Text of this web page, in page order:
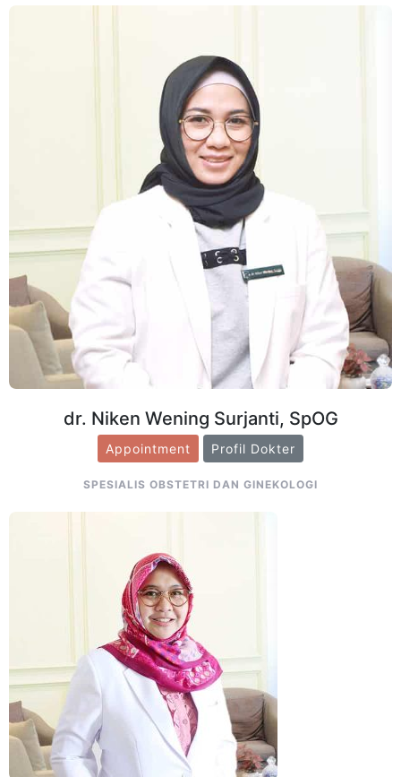
dr. Niken Wening Surjanti, SpOG
Appointment Profil Dokter
SPESIALIS OBSTETRI DAN GINEKOLOGI